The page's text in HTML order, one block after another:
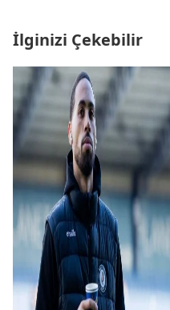
İlginizi Çekebilir